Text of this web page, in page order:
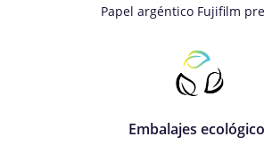
Papel argéntico Fujifilm
Embalajes